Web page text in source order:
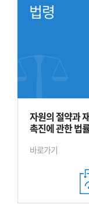
법령
자원의 절약과
촉진에 관한 법
바로가기